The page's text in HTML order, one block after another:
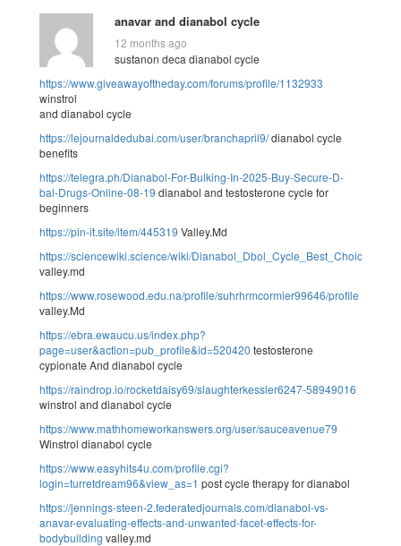
anavar and dianabol cycle
12 months ago
sustanon deca dianabol cycle
https://www.giveawayoftheday.com/forums/profile/1132933
winstrol
and dianabol cycle
https://lejournaldedubai.com/user/branchapril9/dianabol cycle
benefits
https://telegra.ph/Dianabol-For-Bulking-In-2025-Buy-Secure-D-
bal-Drugs-Online-08-19 dianabol and testosterone cycle for
beginners
https://pin-it.site/item/445319 Valley.Md
https://sciencewiki.science/wiki/
valley.md
https://www.rosewood.edu.na/profile/suhrhrmcormier99646/profile
valley.Md
https://ebra.ewaucu.us/index.php?
page=user&action=pub_profile&id=520420 testosterone
cypionate And dianabol cycle
https://raindrop.io/rocketdaisy69/slaughterkessler6247-58949016
winstrol and dianabol cycle
https://www.mathhomeworkanswers.org/user/sauceavenue79
Winstrol dianabol cycle
https://www.easyhits4u.com/profile.cgi?
login=turretdream96&view_as=1 post cycle therapy for dianabol
https://jennings-steen-2.federatedjournals.com/dianabol-vs-
anavar-evaluating-effects-and-unwanted-facet-effects-for-
bodybuilding valley.md